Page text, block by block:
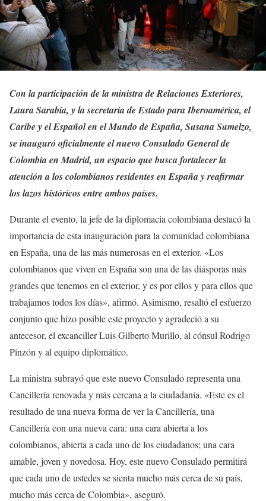
Con la participación de la ministra de Relaciones Exteriores,
Laura Sarabia, y la secretaria de Estado para Iberoamérica, el
Caribe y el Español en el Mundo de España, Susana Sumelzo,
se inauguró oficialmente el nuevo Consulado General de
Colombia en Madrid, un espacio que busca fortalecer la
atención a los colombianos residentes en España y reafirmar
los lazos históricos entre ambos países.
Durante el evento, la jefe de la diplomacia colombiana destacó la
importancia de esta inauguración para la comunidad colombiana
en España, una de las más numerosas en el exterior. «Los
colombianos que viven en España son una de las diásporas más
grandes que tenemos en el exterior, y es por ellos y para ellos que
trabajamos todos los días», afirmó. Asimismo, resaltó el esfuerzo
conjunto que hizo posible este proyecto y agradeció a su
antecesor, el excanciller Luis Gilberto Murillo, al cónsul Rodrigo
Pinzón y al equipo diplomático.
La ministra subrayó que este nuevo Consulado representa una
Cancillería renovada y más cercana a la ciudadanía. «Este es el
resultado de una nueva forma de ver la Cancillería, una
Cancillería con una nueva cara: una cara abierta a los
colombianos, abierta a cada uno de los ciudadanos; una cara
amable, joven y novedosa. Hoy, este nuevo Consulado permitirá
que cada uno de ustedes se sienta mucho más cerca de su país,
mucho más cerca de Colombia», aseguró.